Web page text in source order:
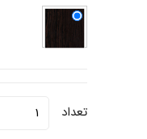
تعداد